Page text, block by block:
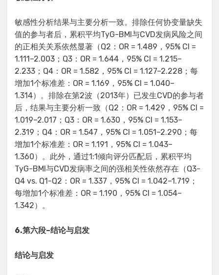
敏感性分析结果与主要分析一致。排除任何协变量缺失
值的参与者后，累积平均TyG-BMI与CVD发病风险之间
的正相关关系依然显著（Q2：OR = 1.489，95% CI =
1.111–2.003；Q3：OR = 1.644，95% CI = 1.215–
2.233；Q4：OR = 1.582，95% CI = 1.127–2.228；每
增加1个标准差：OR = 1.169，95% CI = 1.040–
1.314）。排除在第2波（2013年）已发生CVD的参与者
后，结果与主要分析一致（Q2：OR = 1.429，95% CI =
1.019–2.017；Q3：OR = 1.630，95% CI = 1.153–
2.319；Q4：OR = 1.547，95% CI = 1.051–2.290；每
增加1个标准差：OR = 1.191，95% CI = 1.043–
1.360）。此外，通过1:1倾向评分匹配后，累积平均
TyG-BMI与CVD发病率之间的强相关性依然存在（Q3-
Q4 vs. Q1-Q2：OR = 1.337，95% CI = 1.042–1.719；
每增加1个标准差：OR = 1.190，95% CI = 1.054–
1.342）。
6.第六段–结论与启发
结论与启发